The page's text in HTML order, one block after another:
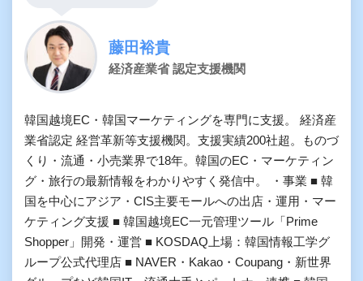
藤田裕貴
経済産業省 認定支援機関
韓国越境EC・韓国マーケティングを専門に支援。 経済産
業省認定 経営革新等支援機関。支援実績200社超。ものづ
くり・流通・小売業界で18年。韓国のEC・マーケティン
グ・旅行の最新情報をわかりやすく発信中。 ・事業 ■ 韓
国を中心にアジア・CIS主要モールへの出店・運用・マー
ケティング支援 ■ 韓国越境EC一元管理ツール「Prime
Shopper」開発・運営 ■ KOSDAQ上場：韓国情報工学グ
ループ公式代理店 ■ NAVER・Kakao・Coupang・新世界